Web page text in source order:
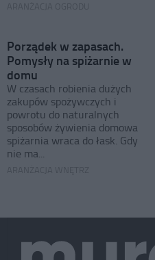
Porządek w zapasach.
Pomysły na spiżarnie w
domu
W czasach robienia dużych
zakupów spożywczych i
powrotu do naturalnych
sposobów żywienia domowa
spiżarnia wraca do łask. Gdy
nie ma...